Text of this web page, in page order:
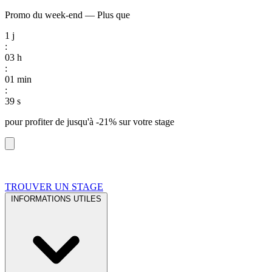
Promo du week-end — Plus que
1 j
:
03 h
:
01 min
:
38 s
pour profiter de jusqu'à -21% sur votre stage
TROUVER UN STAGE
INFORMATIONS UTILES